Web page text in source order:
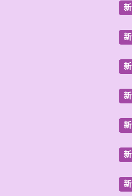
新
新
新
新
新
新
新